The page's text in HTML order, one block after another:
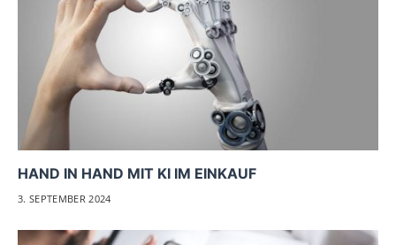
HAND IN HAND MIT KI IM EINKAUF
3. SEPTEMBER 2024